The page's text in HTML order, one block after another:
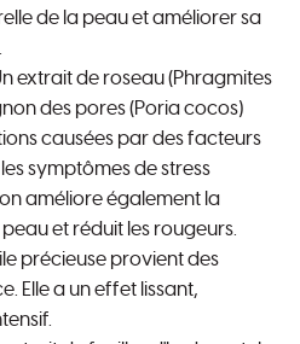
de la peau et améliorer sa
extrait de roseau (Phragmites
des pores (Poria cocos)
causées par des facteurs
symptômes de stress
améliore également la
et réduit les rougeurs.
précieuse provient des
Elle a un effet lissant,